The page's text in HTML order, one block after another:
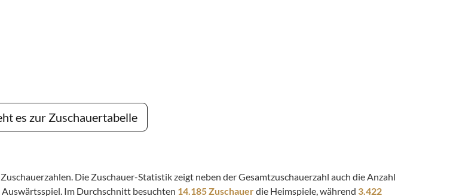
es zur Zuschauertabelle
Die Zuschauer-Statistik zeigt neben der Gesamtzuschauerzahl auch die Anzahl
Im Durchschnitt besuchten 14.185 Zuschauerdie Heimspiele, während 3.422